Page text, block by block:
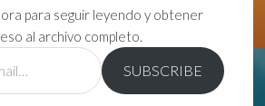
Directorio VivirGuadalajara
para seguir leyendo y obtener
al archivo completo.
SUBSCRIBE